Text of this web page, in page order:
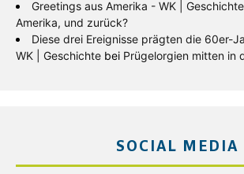
Greetings aus Amerika - WK | Geschichte
Amerika, und zurück?
Diese drei Ereignisse prägten die 60er-
WK | Geschichte bei Prügelorgien mitten in
SOCIAL MEDIA